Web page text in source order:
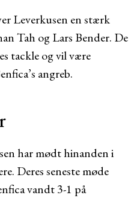
Leverkusen en stærk
Tah og Lars Bender. De
tackle og vil være
angreb.
har mødt hinanden i
Deres seneste møde
vandt 3-1 på